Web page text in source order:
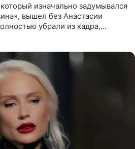
изначально задумывался
вышел без Анастасии
убрали из кадра,